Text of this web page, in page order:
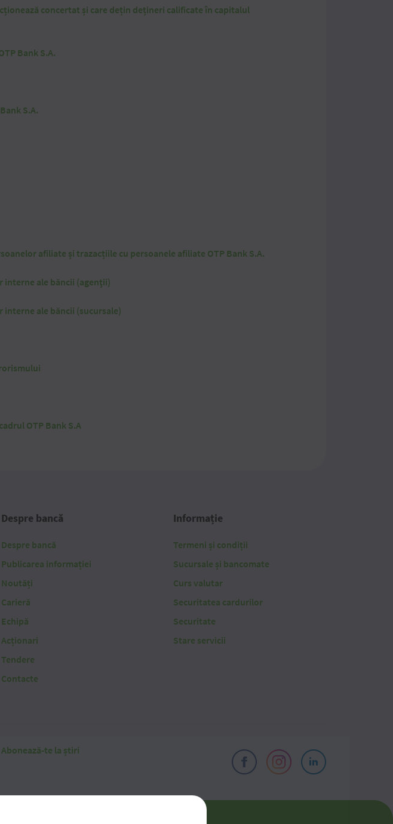
concertat și care dețin dețineri calificate în capitalul
Bank S.A.
S.A.
afiliate și trazacțiile cu persoanele afiliate OTP Bank S.A.
ale băncii (agenţii)
ale băncii (sucursale)
OTP Bank S.A
Despre bancă
Despre bancă
Publicarea informației
Noutăți
Carieră
Echipă
Acționari
Tendere
Contacte
Informație
Termeni și condiții
Sucursale și bancomate
Curs valutar
Securitatea cardurilor
Securitate
Stare servicii
Abonează-te la știri